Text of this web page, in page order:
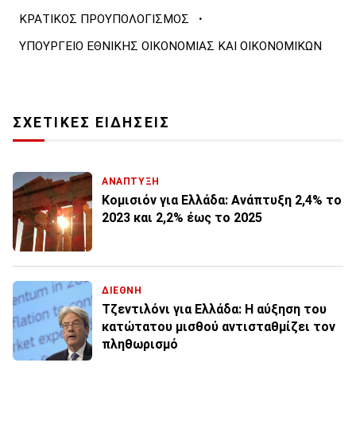
ΚΡΑΤΙΚΟΣ ΠΡΟΥΠΟΛΟΓΙΣΜΟΣ ·
ΥΠΟΥΡΓΕΙΟ ΕΘΝΙΚΗΣ ΟΙΚΟΝΟΜΙΑΣ ΚΑΙ ΟΙΚΟΝΟΜΙΚΩΝ
ΣΧΕΤΙΚΕΣ ΕΙΔΗΣΕΙΣ
ΑΝΑΠΤΥΞΗ
Κομισιόν για Ελλάδα: Ανάπτυξη 2,4% το
2023 και 2,2% έως το 2025
ΔΙΕΘΝΗ
Τζεντιλόνι για Ελλάδα: Η αύξηση του
κατώτατου μισθού αντισταθμίζει τον
πληθωρισμό